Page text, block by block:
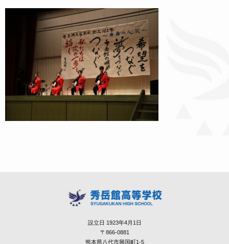
設立日 1923年4月1日
〒866-0881
熊本県八代市興国町1-5